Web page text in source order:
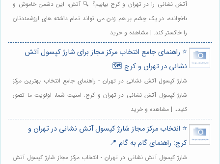
آتش نشانی را در تهران و کرج بیابیم؟ 🔍 آتش، این دشمن خاموش و
ناخوانده، در یک چشم بر هم زدن می تواند تمام داشته های ارزشمندتان
را خاکستر کند. | مشاهده و خرید
⭐️ راهنمای جامع انتخاب مرکز مجاز برای شارژ کپسول آتش
نشانی در تهران و کرج 🗺️
شارژ کپسول آتش نشانی در تهران - راهنمای جامع انتخاب بهترین مرکز
شارژ کپسول آتش نشانی در تهران و کرج: امنیت شما، اولویت ما تصور
کنید،. | مشاهده و خرید
⭐️ انتخاب مرکز مجاز شارژ کپسول آتش نشانی در تهران و
کرج: راهنمای گام به گام 📍
شارژ کپسول آتش نشانی در تهران - انتخاب مرکز مجاز شارژ کپسول آتش